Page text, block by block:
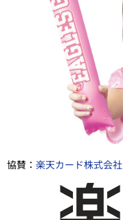
協賛： 楽天カード株式会社